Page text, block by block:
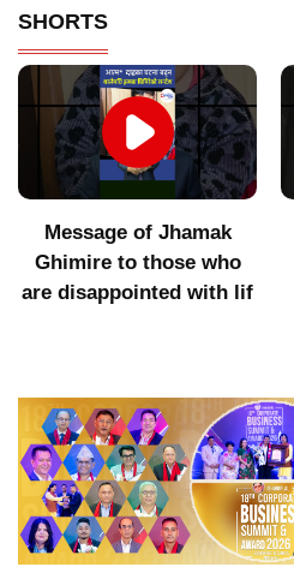
SHORTS
Vivek Mandal